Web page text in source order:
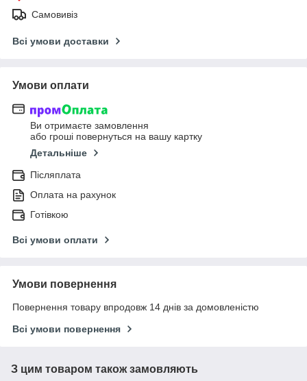
Самовивіз
Всі умови доставки
Умови оплати
Ви отримаєте замовлення
або гроші повернуться на вашу картку
Детальніше
Післяплата
Оплата на рахунок
Готівкою
Всі умови оплати
Умови повернення
Повернення товару впродовж 14 днів за домовленістю
Всі умови повернення
З цим товаром також замовляють